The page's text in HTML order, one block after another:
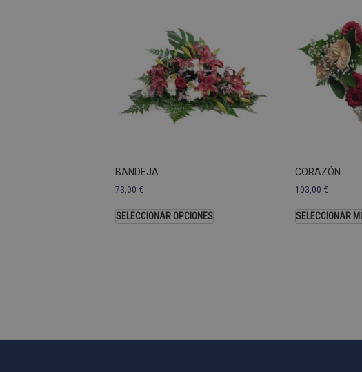
BANDEJA
73,00 €
SELECCIONAR OPCIONES
CORAZÓN
103,00 €
SELECCIONAR